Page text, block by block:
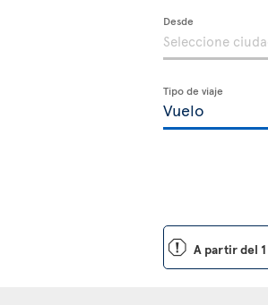
Desde
Tipo de viaje
ü A partir del